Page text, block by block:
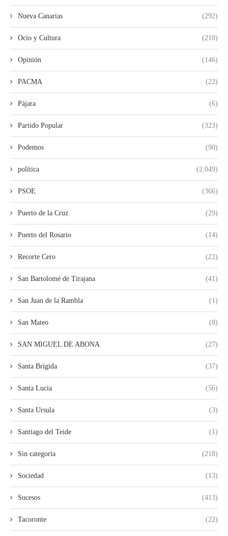
Nueva Canarias (292)
Ocio y Cultura (210)
Opinión (146)
PACMA (22)
Pájara (6)
Partido Popular (323)
Podemos (90)
política (2.049)
PSOE (366)
Puerto de la Cruz (29)
Puerto del Rosario (14)
Recorte Cero (22)
San Bartolomé de Tirajana (41)
San Juan de la Rambla (1)
San Mateo (8)
SAN MIGUEL DE ABONA (27)
Santa Brígida (37)
Santa Lucia (56)
Santa Ursula (3)
Santiago del Teide (1)
Sin categoria (218)
Sociedad (13)
Sucesos (413)
Tacoronte (22)